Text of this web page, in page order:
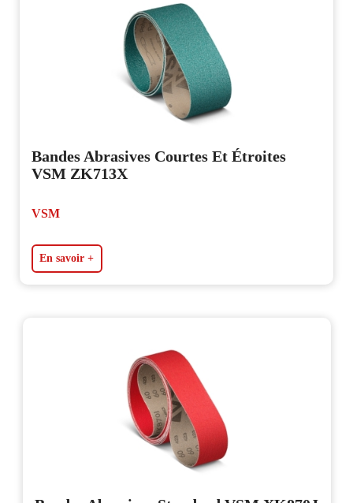
Bandes Abrasives Courtes Et Étroites
VSM ZK713X
VSM
En savoir +